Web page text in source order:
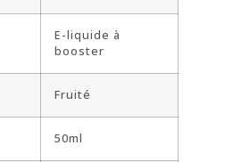
E-liquide à
booster
Fruité
50ml